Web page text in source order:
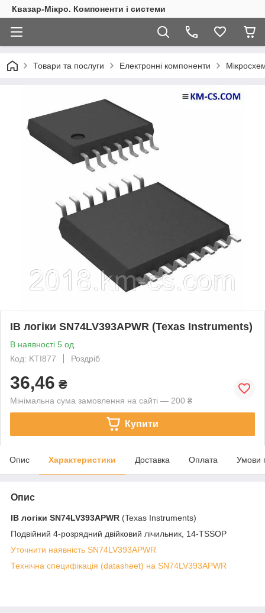
Квазар-Мікро. Компоненти і системи
Товари та послуги Електронні компоненти
ІВ логіки SN74LV393APWR (Texas Instruments)
В наявності 5 од.
Код: KTI877
Роздріб
36,46 ₴
Мінімальна сума замовлення на сайті — 200 ₴
Купити
Опис Характеристики Доставка Оплата Умови
Опис
ІВ логіки SN74LV393APWR (Texas Instruments)
Подвійний 4-розрядний двійковий лічильник, 14-TSSOP
Уточнити наявність SN74LV393APWR
Технічна специфікація (datasheet) на SN74LV393APWR